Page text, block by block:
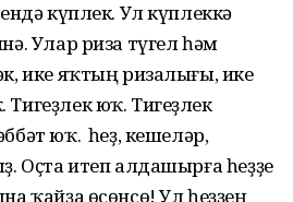
күплек. Ул күплеккә
Улар риза түгел һәм
ике яҡтың ризалығы, ике
юҡ. Тигеҙлек
юҡ. Ә һеҙ, кешеләр,
Оҫта итеп алдашырға һеҙҙе
ҡайҙа өсөнсө! Ул һеҙҙең